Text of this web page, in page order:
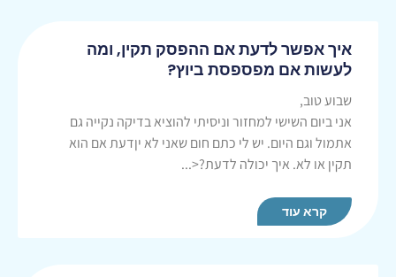
איך אפשר לדעת אם ההפסק תקין, ומה
לעשות אם מפספסת ביוץ?
שבוע טוב,
אני ביום השישי למחזור וניסיתי להוציא בדיקה נקייה גם
אתמול וגם היום. יש לי כתם חום שאני לא יןדעת אם הוא
תקין או לא. איך יכולה לדעת?<...
קרא עוד